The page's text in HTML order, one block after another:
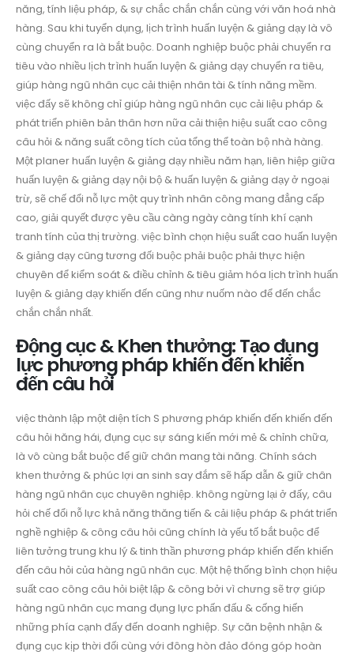
năng, tính liệu pháp, & sự chắc chắn chắn cùng với văn hoá nhà
hàng. Sau khi tuyển dụng, lịch trình huấn luyện & giảng dạy là vô
cùng chuyển ra là bắt buộc. Doanh nghiệp buộc phải chuyển ra
tiêu vào nhiều lịch trình huấn luyện & giảng dạy chuyển ra tiêu,
giúp hàng ngũ nhân cục cải thiện nhân tài & tính năng mềm.
việc đấy sẽ không chỉ giúp hàng ngũ nhân cục cải liệu pháp &
phát triển phiên bản thân hơn nữa cải thiện hiệu suất cao công
câu hỏi & năng suất công tích của tổng thể toàn bộ nhà hàng.
Một planer huấn luyện & giảng dạy nhiều năm hạn, liên hiệp giữa
huấn luyện & giảng dạy nội bộ & huấn luyện & giảng dạy ở ngoại
trừ, sẽ chế đổi nỗ lực một quy trình nhân công mang đẳng cấp
cao, giải quyết được yêu cầu càng ngày càng tính khí cạnh
tranh tính của thị trường. việc bình chọn hiệu suất cao huấn luyện
& giảng dạy cũng tương đối buộc phải buộc phải thực hiện
chuyên để kiểm soát & điều chỉnh & tiêu giảm hóa lịch trình huấn
luyện & giảng dạy khiến đến cũng như nuốm nào để đến chắc
chắn chắn nhất.
Động cục & Khen thưởng: Tạo đụng
lực phương pháp khiến đến khiến
đến câu hỏi
việc thành lập một diện tích S phương pháp khiến đến khiến đến
câu hỏi hăng hái, đụng cục sự sáng kiến mới mẻ & chỉnh chữa,
là vô cùng bắt buộc để giữ chân mang tài năng. Chính sách
khen thưởng & phúc lợi an sinh say đắm sẽ hấp dẫn & giữ chân
hàng ngũ nhân cục chuyên nghiệp. không ngừng lại ở đấy, câu
hỏi chế đổi nỗ lực khả năng thăng tiến & cải liệu pháp & phát triển
nghề nghiệp & công câu hỏi cũng chính là yếu tố bắt buộc để
liên tưởng trung khu lý & tinh thần phương pháp khiến đến khiến
đến câu hỏi của hàng ngũ nhân cục. Một hệ thống bình chọn hiệu
suất cao công câu hỏi biệt lập & công bởi vì chưng sẽ trợ giúp
hàng ngũ nhân cục mang đụng lực phấn đấu & cống hiến
những phía cạnh đấy đến doanh nghiệp. Sự căn bệnh nhận &
đụng cục kịp thời đối cùng với đông hòn đảo đóng góp hoàn